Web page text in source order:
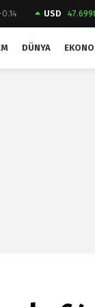
USD
DÜNYA